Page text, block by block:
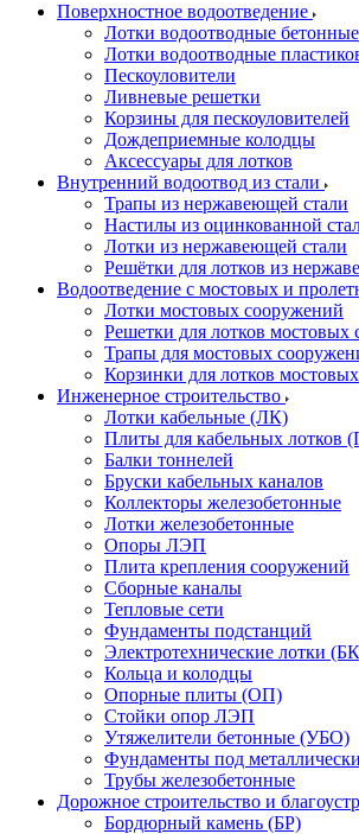
Поверхностное водоотведение
Лотки водоотводные бетонные
Лотки водоотводные
Пескоуловители
Ливневые решетки
Корзины для пескоуловителей
Дождеприемные колодцы
Аксессуары для лотков
Внутренний водоотвод из стали
Трапы из нержавеющей стали
Настилы из оцинкованной
Лотки из нержавеющей стали
Решётки для лотков из
Водоотведение с мостовых и
Лотки мостовых сооружений
Решетки для лотков мостовых
Трапы для мостовых
Корзинки для лотков
Инженерное строительство
Лотки кабельные (ЛК)
Плиты для кабельных лотков
Балки тоннелей
Бруски кабельных каналов
Коллекторы железобетонные
Лотки железобетонные
Опоры ЛЭП
Плита крепления сооружений
Сборные каналы
Тепловые сети
Фундаменты подстанций
Электротехнические лотки
Кольца и колодцы
Опорные плиты (ОП)
Стойки опор ЛЭП
Утяжелители бетонные (УБО)
Фундаменты под
Трубы железобетонные
Дорожное строительство и
Бордюрный камень (БР)